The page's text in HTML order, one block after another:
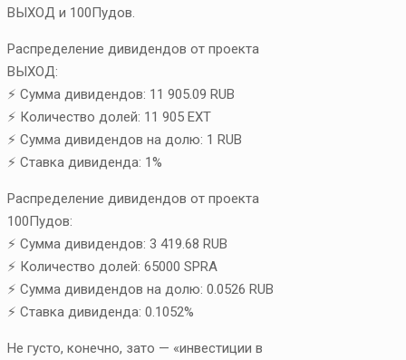
ВЫХОД и 100Пудов.
Распределение дивидендов от проекта
ВЫХОД:
⚡ Сумма дивидендов: 11 905.09 RUB
⚡ Количество долей: 11 905 EXT
⚡ Сумма дивидендов на долю: 1 RUB
⚡ Ставка дивиденда: 1%
Распределение дивидендов от проекта
100Пудов:
⚡ Сумма дивидендов: 3 419.68 RUB
⚡ Количество долей: 65000 SPRA
⚡ Сумма дивидендов на долю: 0.0526 RUB
⚡ Ставка дивиденда: 0.1052%
Не густо, конечно, зато — «инвестиции в